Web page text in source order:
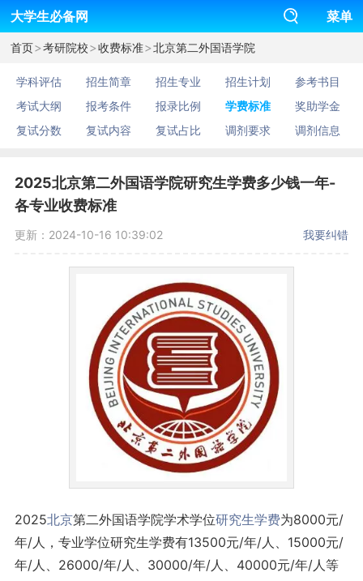
大学生必备网 菜单
首页>考研院校>收费标准>北京第二外国语学院
学科评估 招生简章 招生专业 招生计划
参考书目
考试大纲
报考条件 报录比例 学费标准
奖助学金
复试分数
复试内容 复试占比 调剂要求 调剂信息
2025北京第二外国语学院研究生学费多少钱一年-
各专业收费标准
更新：2024-10-16 10:39:02 我要纠错
2025北京第二外国语学院学术学位研究生学费为8000元/
年/人，专业学位研究生学费有13500元/年/人、15000元/
年/人、26000/年/人、30000/年/人、40000元/年/人等